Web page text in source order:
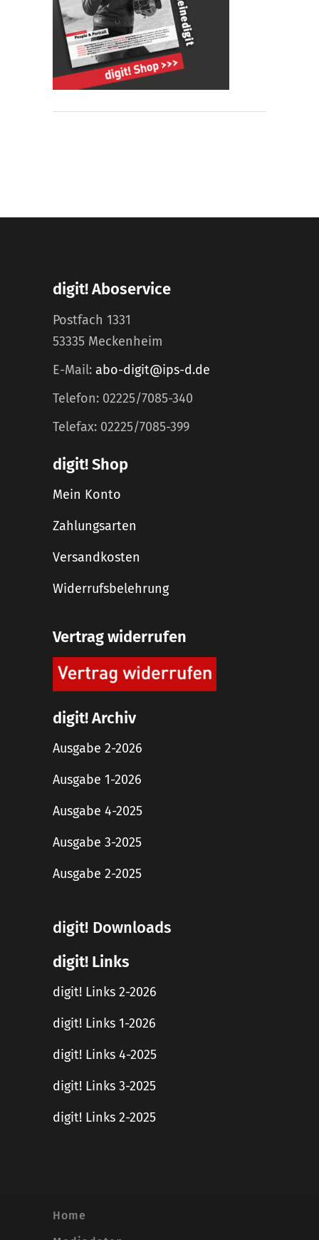
digit! Aboservice
Postfach 1331
53335 Meckenheim
E-Mail: abo-digit@ips-d.de
Telefon: 02225/7085-340
Telefax: 02225/7085-399
digit! Shop
Mein Konto
Zahlungsarten
Versandkosten
Widerrufsbelehrung
Vertrag widerrufen
digit! Archiv
Ausgabe 2-2026
Ausgabe 1-2026
Ausgabe 4-2025
Ausgabe 3-2025
Ausgabe 2-2025
digit! Downloads
digit! Links
digit! Links 2-2026
digit! Links 1-2026
digit! Links 4-2025
digit! Links 3-2025
digit! Links 2-2025
Home